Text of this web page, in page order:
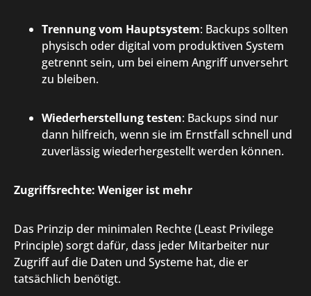
Trennung vom Hauptsystem: Backups sollten
physisch oder digital vom produktiven System
getrennt sein, um bei einem Angriff unversehrt
zu bleiben.
Wiederherstellung testen: Backups sind nur
dann hilfreich, wenn sie im Ernstfall schnell und
zuverlässig wiederhergestellt werden können.
Zugriffsrechte: Weniger ist mehr
Das Prinzip der minimalen Rechte (Least Privilege
Principle) sorgt dafür, dass jeder Mitarbeiter nur
Zugriff auf die Daten und Systeme hat, die er
tatsächlich benötigt.